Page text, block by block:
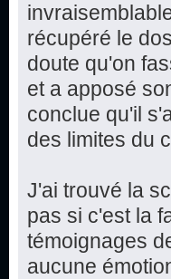
récupéré le
doute qu'on
et a apposé
conclue qu'il
des limites du
J'ai trouvé la
pas si c'est la
témoignages
aucune